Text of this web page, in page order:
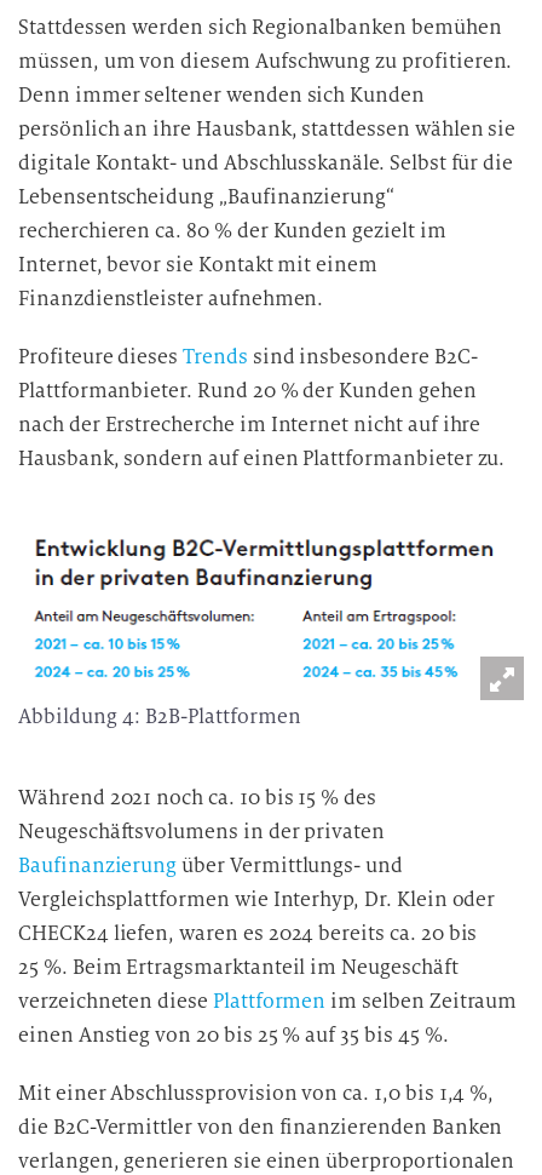
Stattdessen werden sich Regionalbanken bemühen
müssen, um von diesem Aufschwung zu profitieren.
Denn immer seltener wenden sich Kunden
persönlich an ihre Hausbank, stattdessen wählen sie
digitale Kontakt- und Abschlusskanäle. Selbst für die
Lebensentscheidung „Baufinanzierung“
recherchieren ca. 80 % der Kunden gezielt im
Internet, bevor sie Kontakt mit einem
Finanzdienstleister aufnehmen.
Profiteure diesesTrends sind insbesondere B2C-
Plattformanbieter. Rund 20 % der Kunden gehen
nach der Erstrecherche im Internet nicht auf ihre
Hausbank, sondern auf einen Plattformanbieter zu.
Abbildung 4: B2B-Plattformen
Während 2021 noch ca. 10 bis 15 % des
Neugeschäftsvolumens in der privaten
Baufinanzierungüber Vermittlungs- und
Vergleichsplattformen wie Interhyp, Dr. Klein oder
CHECK24 liefen, waren es 2024 bereits ca. 20 bis
25 %. Beim Ertragsmarktanteil im Neugeschäft
verzeichneten diese Plattformen im selben Zeitraum
einen Anstieg von 20 bis 25 % auf 35 bis 45 %.
Mit einer Abschlussprovision von ca. 1,0 bis 1,4 %,
die B2C-Vermittler von den finanzierenden Banken
verlangen, generieren sie einen überproportionalen